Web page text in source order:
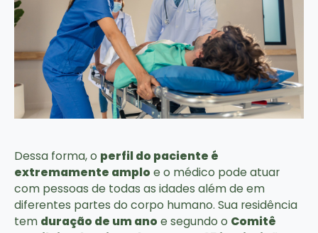
Dessa forma, o perfil do paciente é
extremamente amplo e o médico pode atuar
com pessoas de todas as idades além de em
diferentes partes do corpo humano. Sua residência
tem duração de um ano e segundo o Comitê